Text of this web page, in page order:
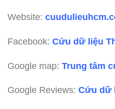
Website:
Facebook: Cứu dữ liệu
Google map: Trung tâm
Google Reviews: Cứu dữ